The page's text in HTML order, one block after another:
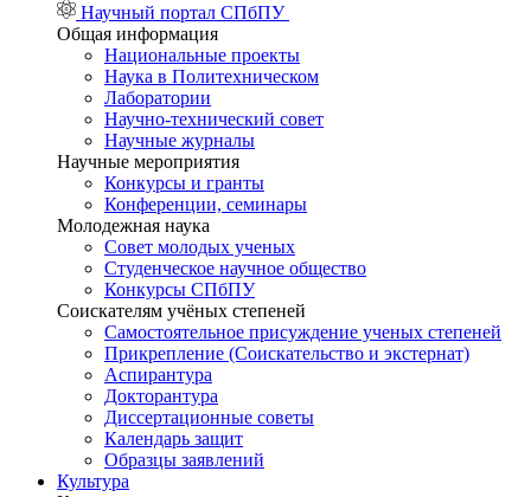
Научный портал СПбПУ
Общая информация
Национальные проекты
Наука в Политехническом
Лаборатории
Научно-технический совет
Научные журналы
Научные мероприятия
Конкурсы и гранты
Конференции, семинары
Молодежная наука
Совет молодых ученых
Студенческое научное общество
Конкурсы СПбПУ
Соискателям учёных степеней
Самостоятельное присуждение ученых степеней
Прикрепление (Соискательство и экстернат)
Аспирантура
Докторантура
Диссертационные советы
Календарь защит
Образцы заявлений
Культура